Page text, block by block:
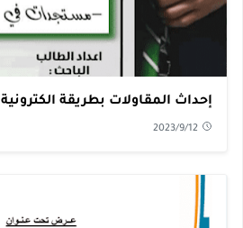
إحداث المقاولات بطريقة الكترونية PDF
2023/9/12